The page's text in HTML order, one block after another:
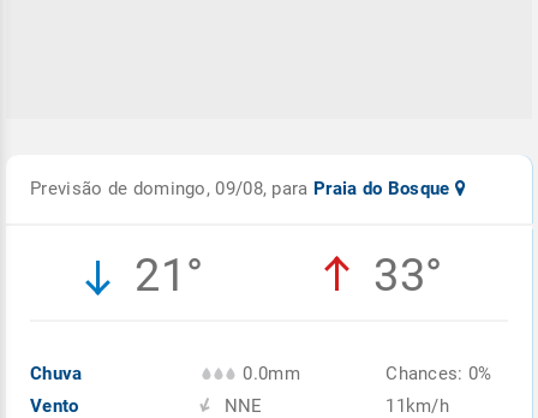
Previsão de domingo, 09/08, para Praia do Bosque
21° 33°
Chuva
Vento
0.0mm
NNE
Chances: 0%
11km/h